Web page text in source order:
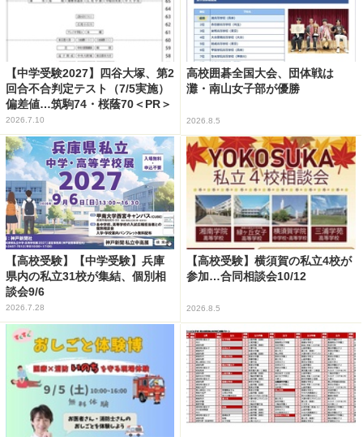
【中学受験2027】四谷大塚、第2
回合不合判定テスト（7/5実施）
偏差値…筑駒74・桜蔭70＜PR＞
2026.7.10
高校囲碁全国大会、団体戦は
灘・南山女子部が優勝
2026.8.5
【高校受験】【中学受験】兵庫
県内の私立31校が集結、個別相
談会9/6
2026.7.28
【高校受験】横須賀の私立4校が
参加…合同相談会10/12
2026.8.5